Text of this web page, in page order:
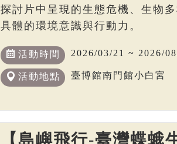
探討片中呈現的生態危機、生物
具體的環境意識與行動力。
活動時間 2026/03/21 ~ 2026/
活動地點 臺博館南門館小白宮
【島嶼飛行-臺灣蝶